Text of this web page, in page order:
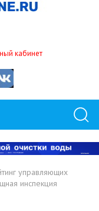
кабинет
управляющих
инспекция